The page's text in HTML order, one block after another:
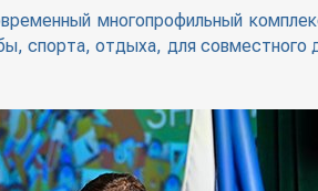
многопрофильный
спорта, отдыха, для совместного